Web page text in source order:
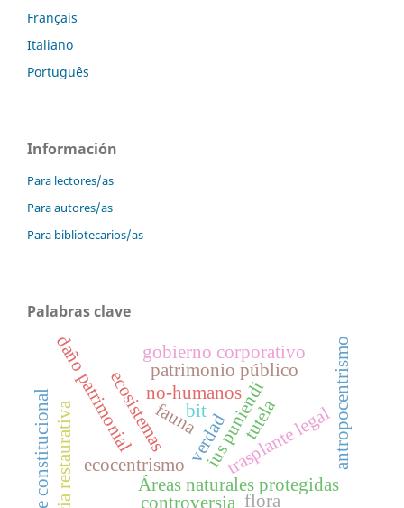
Français
Italiano
Português
Información
Para lectores/as
Para autores/as
Para bibliotecarios/as
Palabras clave
trasplante legal
Áreas naturales protegidas
ecocentrismo
flora
fauna
ecosistemas
justicia restaurativa ius puniendi
no-humanos antropocentrismo
patrimonio público
daño patrimonial
corte constitucional bit
controversia
tutela
gobierno corporativo
verdad